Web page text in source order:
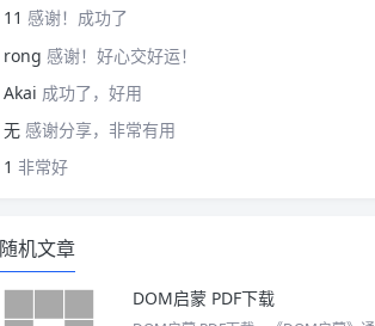
11 感谢！成功了
rong 感谢！好心交好运！
Akai 成功了，好用
无 感谢分享，非常有用
1 非常好
随机文章
DOM启蒙 PDF下载